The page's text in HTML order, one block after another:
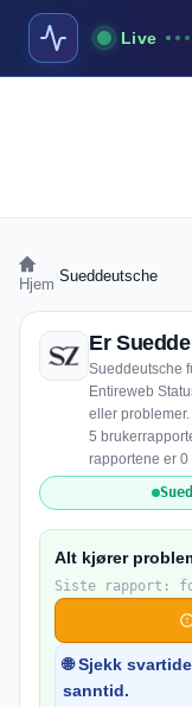
Live
Hjem Sueddeutsche
Er
Sueddeutsche
Entireweb
eller
5
rapportene er 0
Alt kjører
Siste rapport:
🌐 Sjekk
sanntid.